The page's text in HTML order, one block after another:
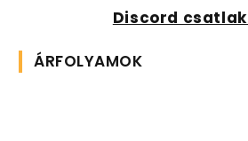
Discord
ÁRFOLYAMOK